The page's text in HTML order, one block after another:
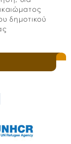
δημοτικού